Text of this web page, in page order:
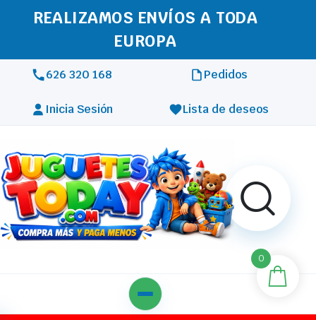
REALIZAMOS ENVÍOS A TODA
EUROPA
626 320 168 Pedidos
Inicia Sesión Lista de deseos
0